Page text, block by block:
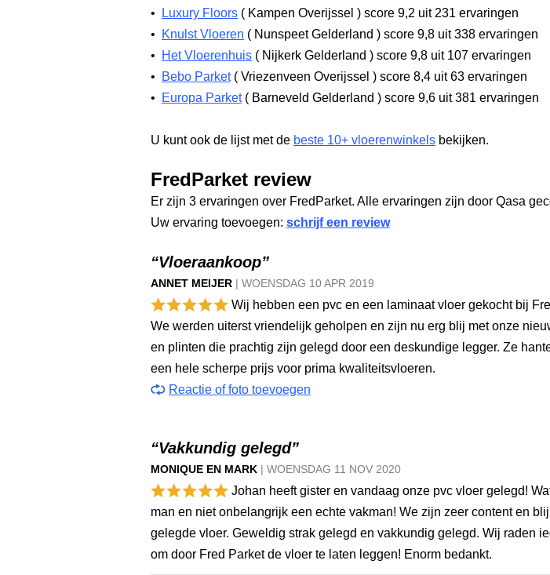
•
Luxury Floors ( Kampen Overijssel ) score 9,2 uit 231 ervaringen
•
Knulst Vloeren ( Nunspeet Gelderland ) score 9,8 uit 338 ervaringen
•
Het Vloerenhuis ( Nijkerk Gelderland ) score 9,8 uit 107 ervaringen
•
Bebo Parket ( Vriezenveen Overijssel ) score 8,4 uit 63 ervaringen
•
Europa Parket ( Barneveld Gelderland ) score 9,6 uit 381 ervaringen
U kunt ook de lijst met de beste 10+ vloerenwinkels bekijken.
FredParket review
Er zijn 3 ervaringen over FredParket. Alle ervaringen zijn door Qasa
Uw ervaring toevoegen: schrijf een review
“Vloeraankoop”
ANNET MEIJER | WOENSDAG 10 APR 2019
Wij hebben een pvc en een laminaat vloer gekocht bij
We werden uiterst vriendelijk geholpen en zijn nu erg blij met onze
en plinten die prachtig zijn gelegd door een deskundige legger. Ze
een hele scherpe prijs voor prima kwaliteitsvloeren.
Reactie of foto toevoegen
“Vakkundig gelegd”
MONIQUE EN MARK | WOENSDAG 11 NOV 2020
Johan heeft gister en vandaag onze pvc vloer gelegd!
man en niet onbelangrijk een echte vakman! We zijn zeer content en
gelegde vloer. Geweldig strak gelegd en vakkundig gelegd. Wij raden
om door Fred Parket de vloer te laten leggen! Enorm bedankt.